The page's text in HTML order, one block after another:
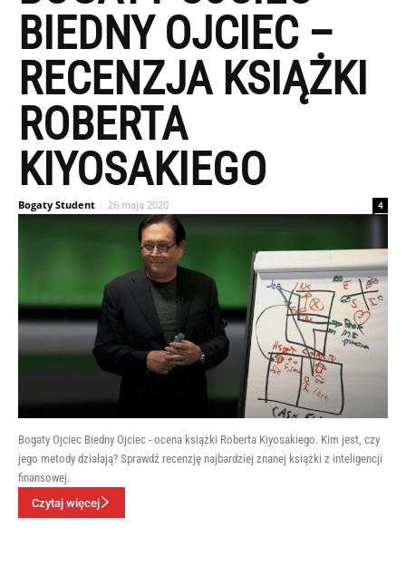
BIEDNY OJCIEC –
RECENZJA KSIĄŻKI
ROBERTA
KIYOSAKIEGO
Bogaty Student - 26 maja 2020 4
Bogaty Ojciec Biedny Ojciec - ocena książki Roberta Kiyosakiego. Kim jest, czy
jego metody działają? Sprawdź recenzję najbardziej znanej książki z inteligencji
finansowej.
Czytaj więcej